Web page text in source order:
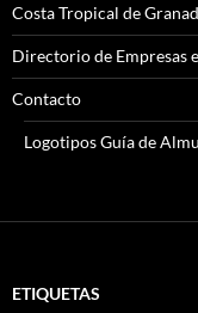
Costa Tropical de
Directorio de Empresas
Contacto
Logotipos Guía de
ETIQUETAS